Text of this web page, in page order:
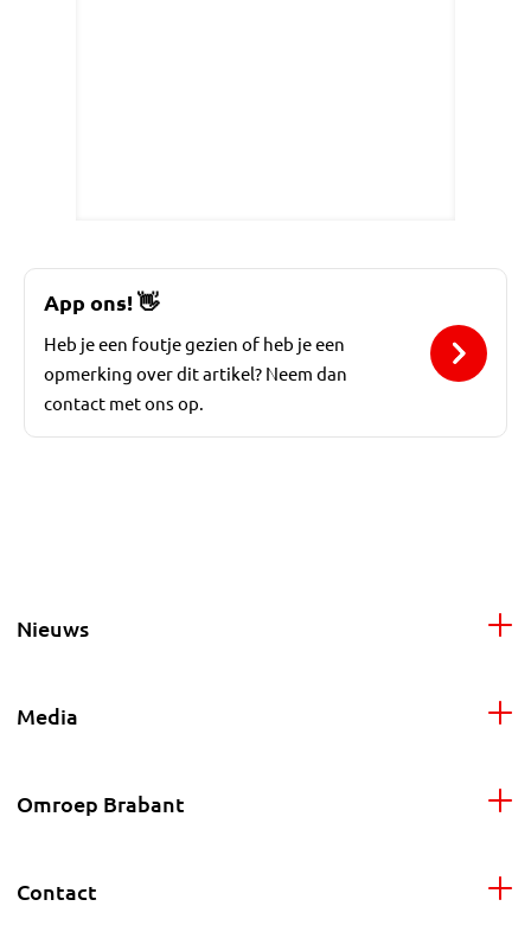
App ons!👋
Heb je een foutje gezien of heb je een
opmerking over dit artikel? Neem dan
contact met ons op.
Nieuws
Media
Omroep Brabant
Contact